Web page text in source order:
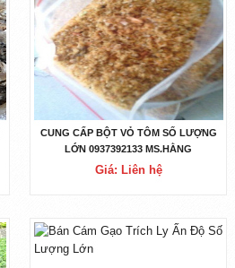
CUNG CẤP BỘT VỎ TÔM SỐ LƯỢNG
LỚN 0937392133 MS.HẰNG
Giá: Liên hệ